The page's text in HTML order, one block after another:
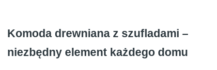
Komoda drewniana z szufladami –
niezbędny element każdego domu